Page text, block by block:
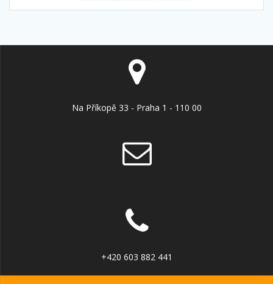
Na Příkopě 33 - Praha 1 - 110 00
+420 603 882 441